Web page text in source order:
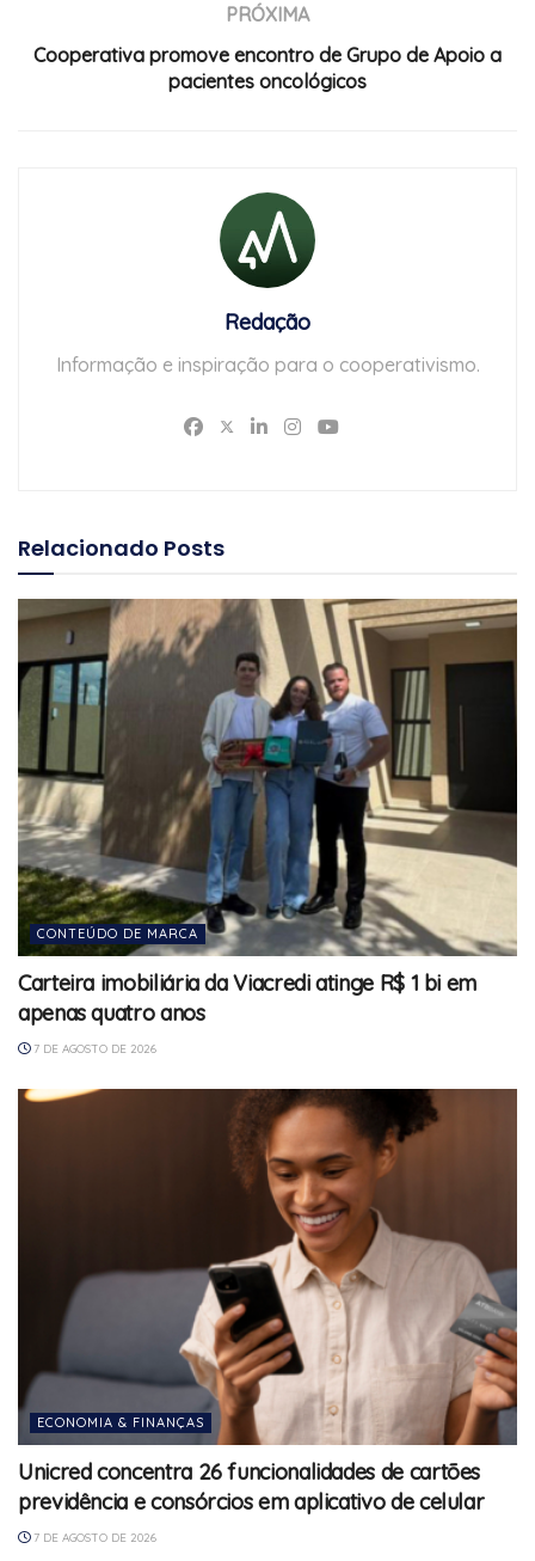
PRÓXIMA
Cooperativa promove encontro de Grupo de Apoio a
pacientes oncológicos
Redação
Informação e inspiração para o cooperativismo.
Relacionado Posts
CONTEÚDO DE MARCA
Carteira imobiliária da Viacredi atinge R$ 1 bi em
apenas quatro anos
7 DE AGOSTO DE 2026
ECONOMIA & FINANÇAS
Unicred concentra 26 funcionalidades de cartões
previdência e consórcios em aplicativo de celular
7 DE AGOSTO DE 2026